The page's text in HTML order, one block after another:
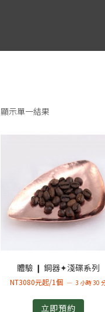
顯示單一結果
體驗 ❙ 銅器✦淺碟系列
NT3080元起/1個 3 小時 30
立即預約